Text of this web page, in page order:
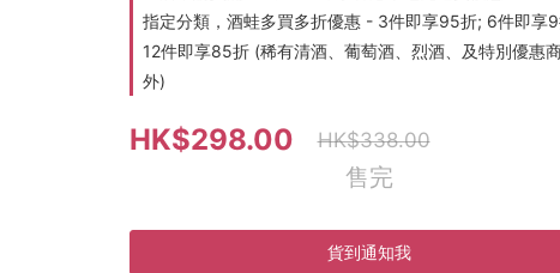
指定分類，酒蛙多買多折優惠 - 3件即享95折; 6件即享
12件即享85折 (稀有清酒、葡萄酒、烈酒、及特別優惠
外)
HK$298.00 HK$338.00
售完
貨到通知我